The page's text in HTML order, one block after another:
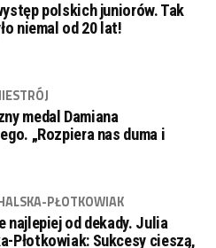
polskich juniorów. Tak
niemal od 20 lat!
medal Damiana
„Rozpiera nas duma i
PŁOTKOWIAK
najlepiej od dekady. Julia
Płotkowiak: Sukcesy cieszą,